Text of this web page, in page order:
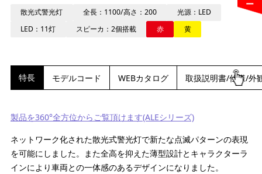
散光式警光灯 全長：1100/高さ：200
光源：LED
LED：11灯
スピーカ：2個搭載 赤 黄
特長 モデルコード WEBカタログ 取扱説明書/仕様/外
製品を360°全方位からご覧頂けます(ALEシリーズ)
ネットワーク化された散光式警光灯で新たな点滅パターンの表現
を可能にしました。また全高を抑えた薄型設計とキャラクターラ
インにより車両との一体感のあるデザインになりました。